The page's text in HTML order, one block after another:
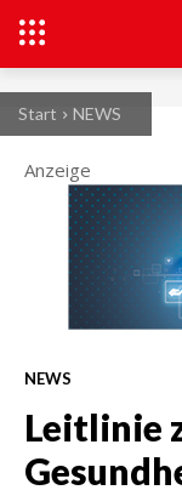
Start NEWS
Anzeige
NEWS
Leitlinie